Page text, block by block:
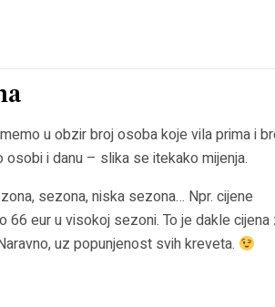
u obzir broj osoba koje vila prima i
osobi i danu – slika se itekako mijenja.
sezona, niska sezona… Npr. cijene
eur u visokoj sezoni. To je dakle cijena
uz popunjenost svih kreveta.